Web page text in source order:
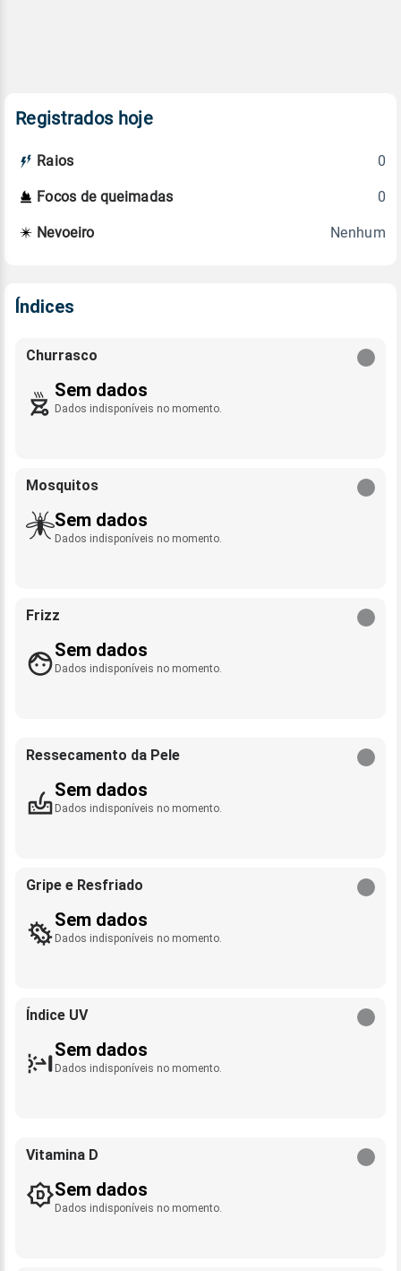
Registrados hoje
Raios 0
Focos de queimadas 0
Nevoeiro Nenhum
Índices
Churrasco
Sem dados
Dados indisponíveis no momento.
Mosquitos
Sem dados
Dados indisponíveis no momento.
Frizz
Sem dados
Dados indisponíveis no momento.
Ressecamento da Pele
Sem dados
Dados indisponíveis no momento.
Gripe e Resfriado
Sem dados
Dados indisponíveis no momento.
Índice UV
Sem dados
Dados indisponíveis no momento.
Vitamina D
Sem dados
Dados indisponíveis no momento.